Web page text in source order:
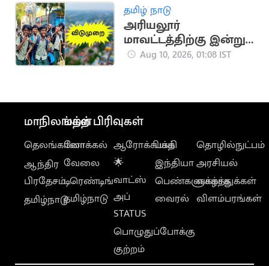
தமிழ் நாடு
அரியலூர்
மாவட்டத்திற்கு இன்று
உள்ளூர் விடுமுறை
Aug 10, 2026, 01:08 IST
மாநிலங்கள்
தெலங்கானா
ஆந்திர
பிரதேசம்
தமிழ்நாடு
மற்ற பிரிவுகள்
லோக்கல்
வேலை
டிரெண்டிங்
தமிழ்நாடு
ஆரோக்கியம்
🌟
வாட்ஸ்
அப்
STATUS
பொழுதுப்போக்கு
குற்றம்
பக்தி
இந்தியா
பெண்களுக்காக
வைரல்
தொழில்நுட்பம்
அரசியல்
வாழ்த்துக்கள்
விளம்பரங்கள்